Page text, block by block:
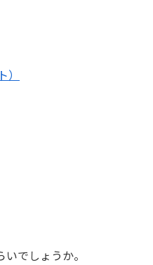
でしょうか。